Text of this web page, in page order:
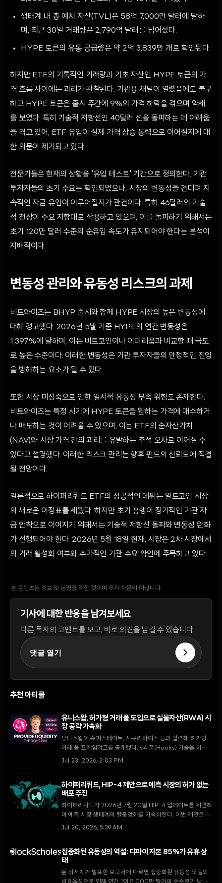
생태계 내 총 예치 자산(TVL)은 58억 7,000만 달러에 달하
며, 최근 30일 거래량은 2,790억 달러를 넘어섰다.
HYPE 토큰의 유통 공급량은 약 2억 3,839만 개로 확인된다.
하지만 ETF의 기록적인 거래량과 기초 자산인 HYPE 토큰의 가
격 흐름 사이에는 괴리가 관찰된다. 기관용 채널이 열렸음에도 불구
하고 HYPE 토큰은 출시 주간에 9%의 가격 하락을 겪으며 약세
를 보였다. 특히 기술적 저항선인 40달러 선을 돌파하는 데 어려움
을 겪고 있어, ETF 유입이 실제 가격 상승 동력으로 이어질지에 대
한 의문이 제기되고 있다.
전문가들은 현재의 상황을 '유입 테스트' 기간으로 정의한다. 기관
투자자들의 초기 수요는 확인되었으나, 시장의 변동성을 견디며 지
속적인 자금 유입이 이루어질지가 관건이다. 특히 46달러의 기술
적 천장이 주요 저항대로 작용하고 있으며, 이를 돌파하기 위해서는
초기 120만 달러 수준의 순유입 속도가 유지되어야 한다는 분석이
지배적이다.
변동성 관리와 유동성 리스크의 과제
비트와이즈는 BHYP 출시와 함께 HYPE 시장의 높은 변동성에
대해 경고했다. 2026년 5월 기준 HYPE의 연간 변동성은
1,397%에 달하며, 이는 비트코인이나 이더리움과 비교할 때 극도
로 높은 수준이다. 이러한 변동성은 기관 투자자들의 안정적인 진입
을 방해하는 요소가 될 수 있다.
또한 시장 미성숙으로 인한 일시적 유동성 부족 위험도 존재한다.
비트와이즈는 특정 시기에 HYPE 토큰을 원하는 가격에 매수하거
나 매도하는 것이 어려울 수 있으며, 이는 ETF의 순자산가치
(NAV)와 시장 가격 간의 괴리를 유발하는 추적 오차로 이어질 수
있다고 설명했다. 이러한 리스크 관리는 향후 펀드의 신뢰도에 직결
될 전망이다.
결론적으로 하이퍼리퀴드 ETF의 성공적인 데뷔는 알트코인 시장
의 새로운 이정표를 세웠다. 하지만 초기 흥행이 장기적인 기관 자
금 안착으로 이어지기 위해서는 기술적 저항선 돌파와 변동성 완화
가 선행되어야 한다. 2026년 5월 18일 현재, 시장은 2차 시장에서
의 거래 활성화 여부와 추가적인 기관 수요 확인에 주목하고 있다.
본 콘텐츠는 정보 및 논평을 위한 것이며 투자 자문이 아닙니다.
기사에 대한 반응을 남겨보세요
다른 독자의 코멘트를 보고, 바로 의견을 남길 수 있습니다.
댓글 열기
추천 아티클
유니스왑, 허가형 거래 풀 도입으로 실물자산(RWA) 시
장 공략 가속화
유니스왑이 슈퍼스테이트, 시큐리타이즈 등과 협력해 허가형
거래 풀 프레임워크를 공개했다. v4 훅(Hooks) 기술을 기반
으로 블랙록의 BUIDL 펀드 등 제도권 자산에 유동성을 공급하
Jul 23, 2026, 2:03 PM
하이퍼리퀴드, HIP-4 제안으로 예측 시장의 허가 없는
배포 추진
하이퍼리퀴드가 2026년 7월 20일 HIP-4 업데이트를 제안하
며 예측 시장 생태계의 탈중앙화를 가속화한다. 이번 제안은
50만 HYPE 토큰 스테이킹을 통해 누구나 시장을 개설할 수
Jul 20, 2026, 5:39 AM
집중화된 유동성의 역설: 디파이 자본 85%가 유휴 상
태
듄 리서치가 발표한 보고서에 따르면 집중화된 유동성 모델의